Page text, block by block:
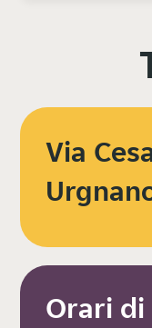
Via
Orari